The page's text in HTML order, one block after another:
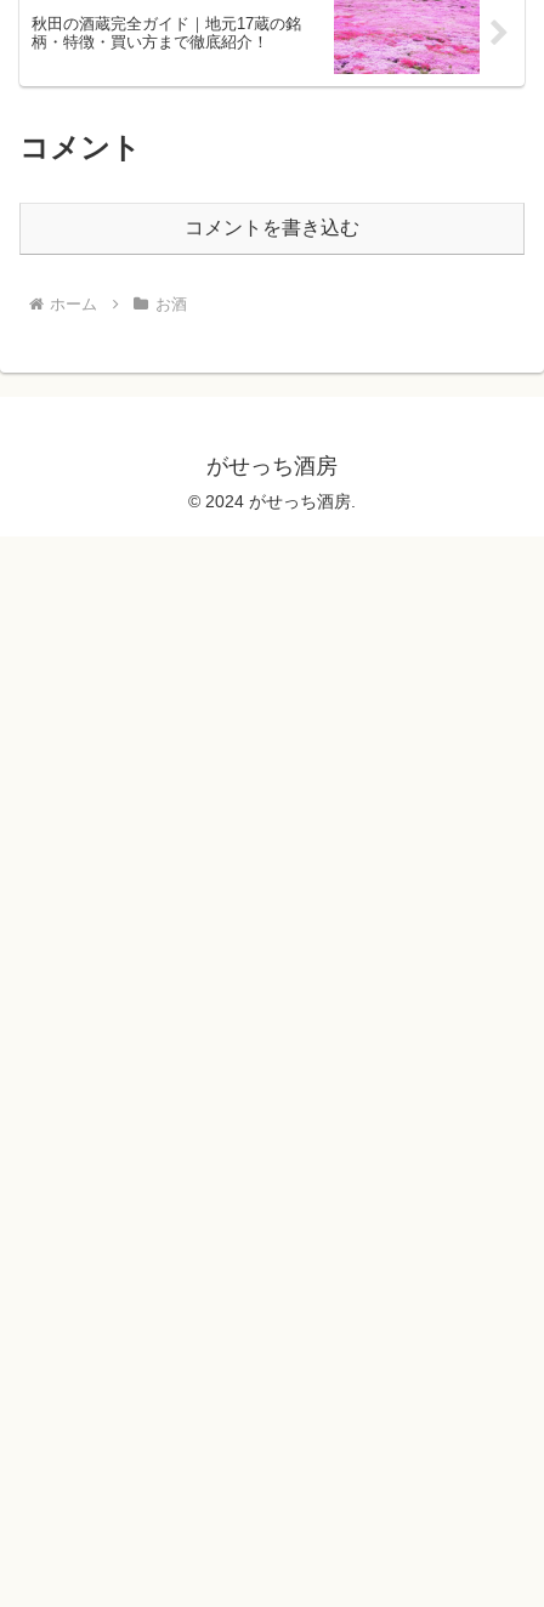
秋田の酒蔵完全ガイド｜地元17蔵の銘
柄・特徴・買い方まで徹底紹介！
コメント
コメントを書き込む
ホーム お酒
がせっち酒房
© 2024 がせっち酒房.